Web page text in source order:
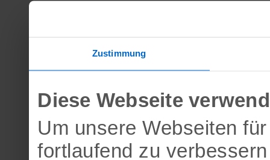
Zustimmung
Diese Webseite
Um unsere Webseiten
fortlaufend zu